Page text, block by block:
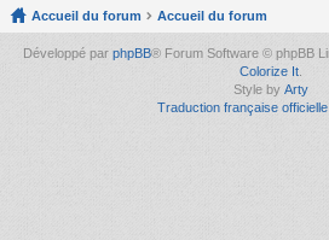
Accueil du forum Accueil du forum
Développé par phpBB® Forum Software © phpBB
Colorize It.
Style by Arty
Traduction française officielle